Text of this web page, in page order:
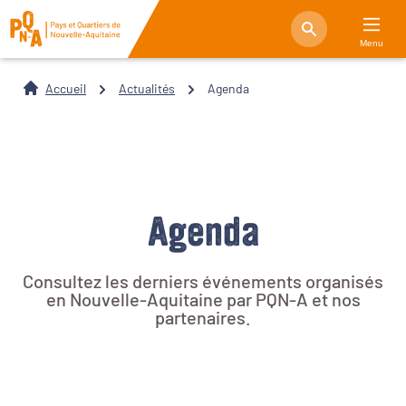
Menu
Accueil Actualités Agenda
Agenda
Consultez les derniers événements organisés
en Nouvelle-Aquitaine par PQN-A et nos
partenaires.